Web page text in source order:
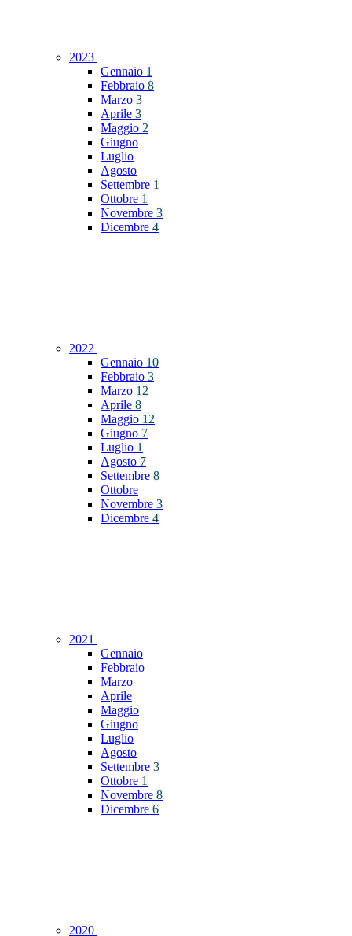
2023
Gennaio 1
Febbraio 8
Marzo 3
Aprile 3
Maggio 2
Giugno
Luglio
Agosto
Settembre 1
Ottobre 1
Novembre 3
Dicembre 4
2022
Gennaio 10
Febbraio 3
Marzo 12
Aprile 8
Maggio 12
Giugno 7
Luglio 1
Agosto 7
Settembre 8
Ottobre
Novembre 3
Dicembre 4
2021
Gennaio
Febbraio
Marzo
Aprile
Maggio
Giugno
Luglio
Agosto
Settembre 3
Ottobre 1
Novembre 8
Dicembre 6
2020